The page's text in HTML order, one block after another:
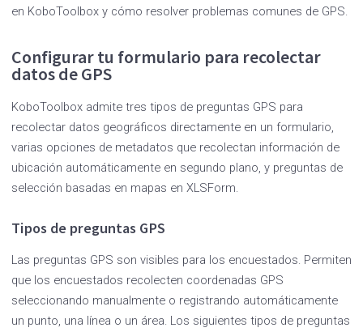
en KoboToolbox y cómo resolver problemas comunes de GPS.
Configurar tu formulario para recolectar
datos de GPS
KoboToolbox admite tres tipos de preguntas GPS para
recolectar datos geográficos directamente en un formulario,
varias opciones de metadatos que recolectan información de
ubicación automáticamente en segundo plano, y preguntas de
selección basadas en mapas en XLSForm.
Tipos de preguntas GPS
Las preguntas GPS son visibles para los encuestados. Permiten
que los encuestados recolecten coordenadas GPS
seleccionando manualmente o registrando automáticamente
un punto, una línea o un área. Los siguientes tipos de preguntas